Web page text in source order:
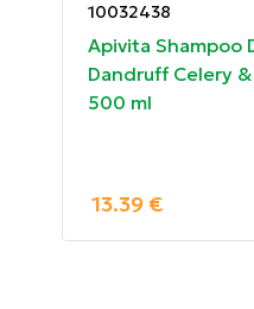
WATER
DECYL
FLOWER
(PARFUM).
85% natural
10032438
Apivita Shampoo
Dandruff Celery
500 ml
13.39 €